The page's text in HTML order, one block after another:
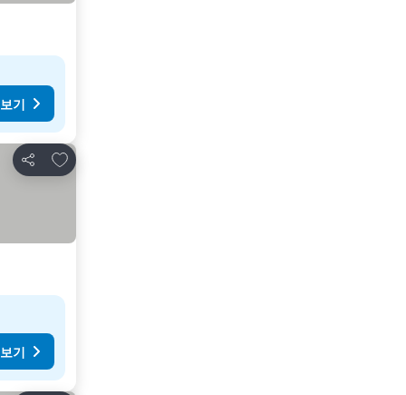
기
공유
즐겨찾기에 추가
기